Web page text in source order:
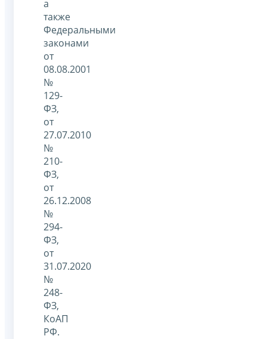
а
также
Федеральными
законами
от
08.08.2001
№
129-
ФЗ,
от
27.07.2010
№
210-
ФЗ,
от
26.12.2008
№
294-
ФЗ,
от
31.07.2020
№
248-
ФЗ,
КоАП
РФ.